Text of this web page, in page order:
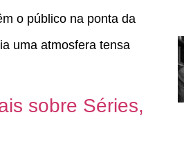
o público na ponta da
uma atmosfera tensa
sobre Séries,